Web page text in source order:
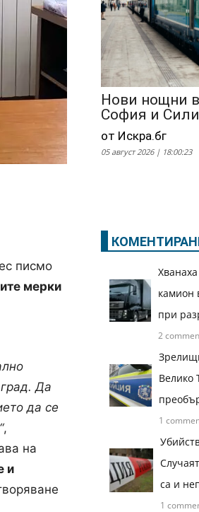
писмо
мерки
Да
да се
,
на
и
Нови нощни
София и
от Искра.бг
05 август 2026 | 18:00:23
камион
при
2
Велико
1
са и
1